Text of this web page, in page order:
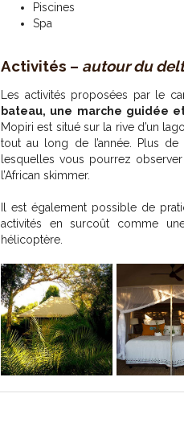
Piscines
Spa
Activités – autour du
Les activités proposées par le
bateau, une marche guidée
Mopiri est situé sur la rive d’un
tout au long de l’année. Plus
lesquelles vous pourrez
l’African skimmer.
Il est également possible de
activités en surcoût comme
hélicoptère.